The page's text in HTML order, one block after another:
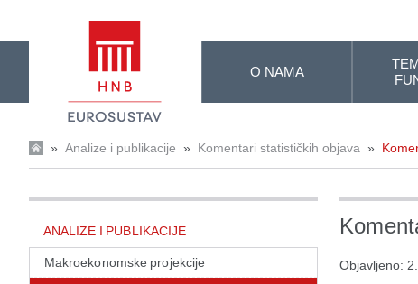
O NAMA
» Analize i publikacije » Komentari statističkih objava »
ANALIZE I PUBLIKACIJE
Makroekonomske projekcije Objavljeno: